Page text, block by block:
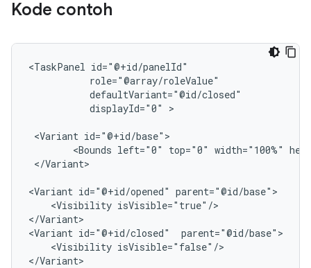
Kode contoh
<TaskPanel
displayId="0"
>
<Variant
<Bounds left="0" top="0" width="100%"
</Variant>
<Variant id="@+id/opened"
<Visibility isVisible="true"/>
</Variant>
<Variant id="@+id/closed"
<Visibility isVisible="false"/>
</Variant>